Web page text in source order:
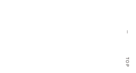
TOP